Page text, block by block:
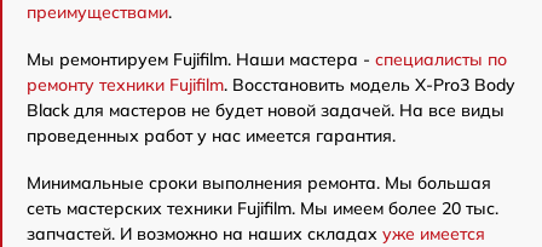
преимуществами.
Мы ремонтируем Fujifilm. Наши мастера - специалисты по
ремонту техники Fujifilm. Восстановить модель X-Pro3 Body
Black для мастеров не будет новой задачей. На все виды
проведенных работ у нас имеется гарантия.
Минимальные сроки выполнения ремонта. Мы большая
сеть мастерских техники Fujifilm. Мы имеем более 20 тыс.
запчастей. И возможно на наших складах уже имеется